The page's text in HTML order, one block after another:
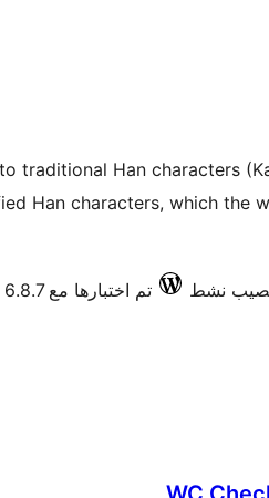
traditional Han characters
Han characters, which the
تم اختبارها مع 6.8.7